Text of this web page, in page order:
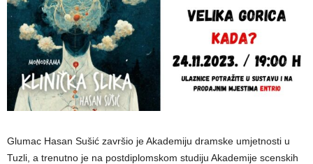
Glumac Hasan Sušić završio je Akademiju dramske umjetnosti u
Tuzli, a trenutno je na postdiplomskom studiju Akademije scenskih